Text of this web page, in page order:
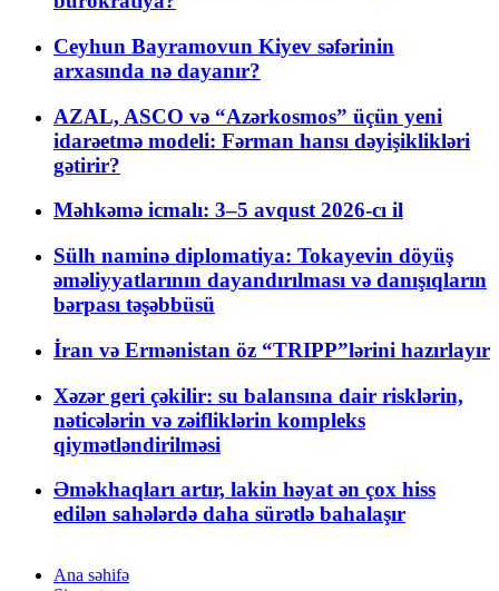
Ceyhun Bayramovun Kiyev səfərinin
arxasında nə dayanır?
AZAL, ASCO və “Azərkosmos” üçün yeni
idarəetmə modeli: Fərman hansı dəyişiklikləri
gətirir?
Məhkəmə icmalı: 3–5 avqust 2026-cı il
Sülh naminə diplomatiya: Tokayevin döyüş
əməliyyatlarının dayandırılması və danışıqların
bərpası təşəbbüsü
İran və Ermənistan öz “TRIPP”lərini hazırlayır
Xəzər geri çəkilir: su balansına dair risklərin,
nəticələrin və zəifliklərin kompleks
qiymətləndirilməsi
Əməkhaqları artır, lakin həyat ən çox hiss
edilən sahələrdə daha sürətlə bahalaşır
Ana səhifə